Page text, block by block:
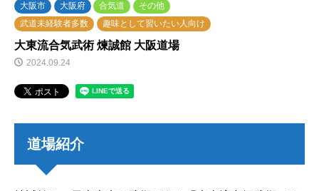
大阪市 大阪府 合気道
その他
武道未経験者多数
趣味として習いたい人向け
大東流合気武術 煉誠館 大阪道場
2024.09.24
道場紹介